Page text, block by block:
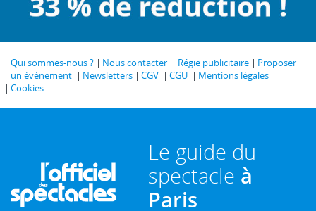
Qui sommes-nous ? Nous contacter Régie publicitaire
Proposer
un événement
Newsletters CGV CGU
Mentions légales
Cookies
Le guide du
spectacle à
Paris